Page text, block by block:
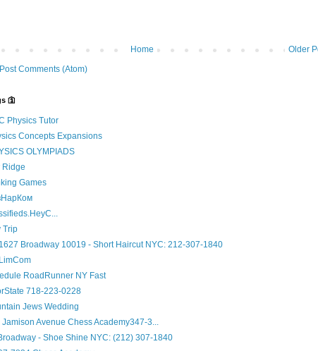
Older
Home
Post Comments (Atom)
🛐
Physics Tutor
Concepts Expansions
OLYMPIADS
Games
Trip
Broadway 10019 - Short Haircut NYC: 212-307-1840
RoadRunner NY Fast
718-223-0228
Jews Wedding
Jamison Avenue Chess Academy347-3...
- Shoe Shine NYC: (212) 307-1840